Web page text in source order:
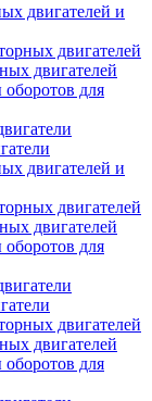
двигателей и
двигателей
двигателей
оборотов для
двигателей и
двигателей
двигателей
оборотов для
двигателей
двигателей
оборотов для